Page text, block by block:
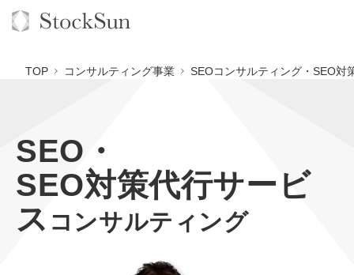
オーダーメイド支援
TOP
コンサルタント一覧
BPO支援
定額制Webマーケティング代行『マキトルくん』
オリジナルサービス
オンラインサロン
TOP コンサルティング事業 SEOコンサルティング・SEO対
SEO・
SEO対策代行サービ
ス コンサルティング